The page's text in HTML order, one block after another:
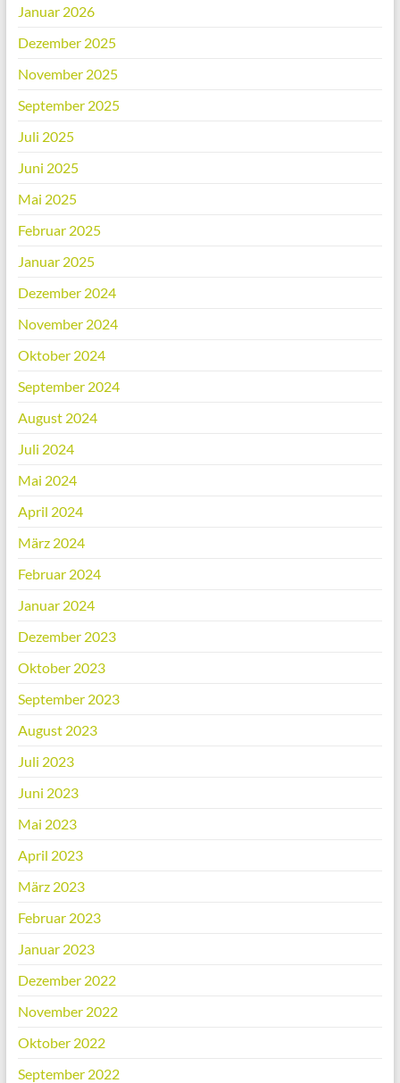
Januar 2026
Dezember 2025
November 2025
September 2025
Juli 2025
Juni 2025
Mai 2025
Februar 2025
Januar 2025
Dezember 2024
November 2024
Oktober 2024
September 2024
August 2024
Juli 2024
Mai 2024
April 2024
März 2024
Februar 2024
Januar 2024
Dezember 2023
Oktober 2023
September 2023
August 2023
Juli 2023
Juni 2023
Mai 2023
April 2023
März 2023
Februar 2023
Januar 2023
Dezember 2022
November 2022
Oktober 2022
September 2022